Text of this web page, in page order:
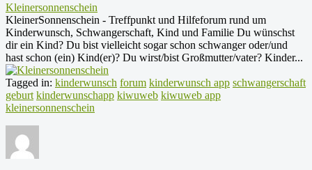
Kleinersonnenschein
KleinerSonnenschein - Treffpunkt und Hilfeforum rund um
Kinderwunsch, Schwangerschaft, Kind und Familie Du wünschst
dir ein Kind? Du bist vielleicht sogar schon schwanger oder/und
hast schon (ein) Kind(er)? Du wirst/bist Großmutter/vater? Kinder...
Tagged in: kinderwunsch forum kinderwunsch app schwangerschaft
geburt kinderwunschapp kiwuweb kiwuweb app
kleinersonnenschein